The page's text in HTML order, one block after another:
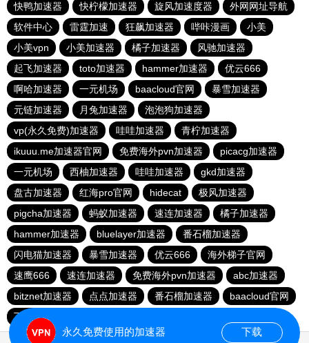
快鸭加速器
快柠檬加速器 旋风加速度器
外网网址导航
软件中心
雷霆加速 狂飙加速器 哔咔漫画
小美
小美vpn
小美加速器 橘子加速器
风驰加速器
起飞加速器
toto加速器 hammer加速器
优云666
啊哈加速器
一元机场 baacloud官网
暴雪加速器
元链加速器
月兔加速器
泡泡狗加速器
vp(永久免费)加速器
哇哇加速器
青柠加速器
ikuuu.me加速器官网
免费海外pvn加速器
picacg加速器
一元机场
西柚加速器 哇哇加速器
gkd加速器
盘古加速器
红海pro官网 hidecat
极风加速器
pigcha加速器
蚂蚁加速器 速连加速器
橘子加速器
hammer加速器
bluelayer加速器
番石榴加速器
闪电猫加速器
暴雪加速器 优云666
海外梯子官网
速鹰666
速连加速器 免费海外pvn加速器
abc加速器
bitznet加速器
点点加速器 番石榴加速器
baacloud官网
飞兔加速器
永久免费使用的加速器 下载